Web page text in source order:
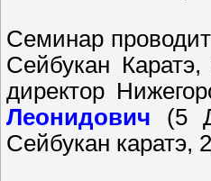
Семинар
Сейбукан
директор
Леонидович (5
Сейбукан каратэ,